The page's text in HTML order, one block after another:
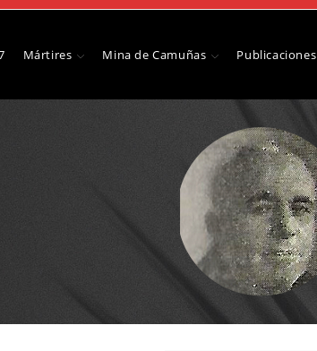
Mártires Mina de Camuñas Publicaciones